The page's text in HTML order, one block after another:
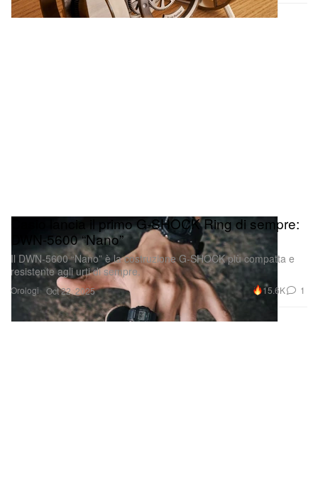
Orologi
Casio lancia il primo G-SHOCK Ring di sempre:
DWN-5600 “Nano”
Il DWN-5600 “Nano” è la costruzione G-SHOCK più compatta e
resistente agli urti di sempre.
Oct 22, 2025 15.6K 1